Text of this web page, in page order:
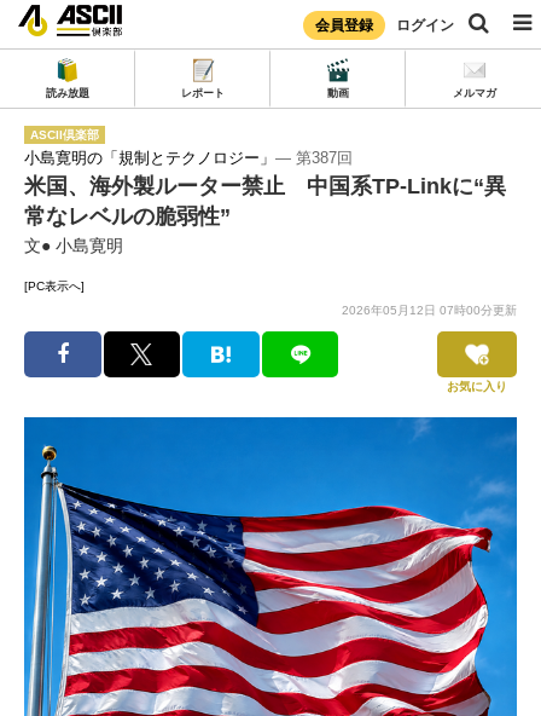
会員登録 ログイン
読み放題 レポート 動画 メルマガ
ASCII倶楽部
小島寛明の「規制とテクノロジー」 ― 第387回
米国、海外製ルーター禁止 中国系TP-Linkに“異
常なレベルの脆弱性”
文● 小島寛明
[PC表示へ]
2026年05月12日 07時00分更新
お気に入り